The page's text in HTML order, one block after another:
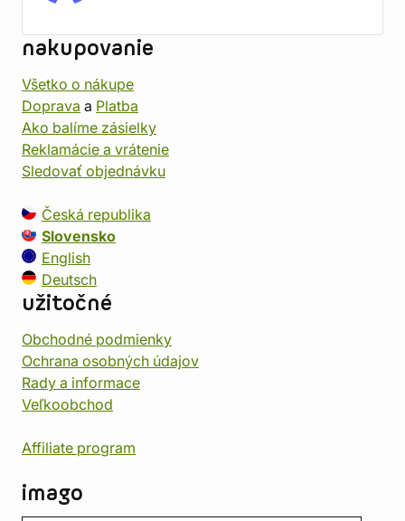
nakupovanie
Všetko o nákupe
Doprava a Platba
Ako balíme zásielky
Reklamácie a vrátenie
Sledovať objednávku
Česká republika
Slovensko
English
Deutsch
užitočné
Obchodné podmienky
Ochrana osobných údajov
Rady a informace
Veľkoobchod
Affiliate program
imago